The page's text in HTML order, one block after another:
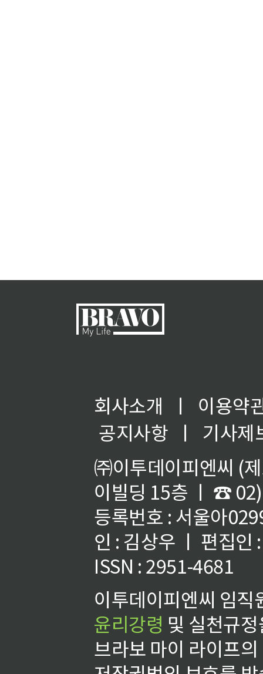
회사소개 ㅣ
이용약
공지사항
ㅣ
기사제
㈜이투데이피엔씨 (
이빌딩 15층 ㅣ ☎
등록번호 : 서울아
인 : 김상우 ㅣ 편집인
ISSN : 2951-4681
이투데이피엔씨 임
윤리강령 및 실천규
브라보 마이 라이프